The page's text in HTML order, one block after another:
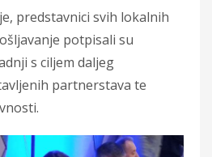
predstavnici svih lokalnih
potpisali su
s ciljem daljeg
partnerstava te